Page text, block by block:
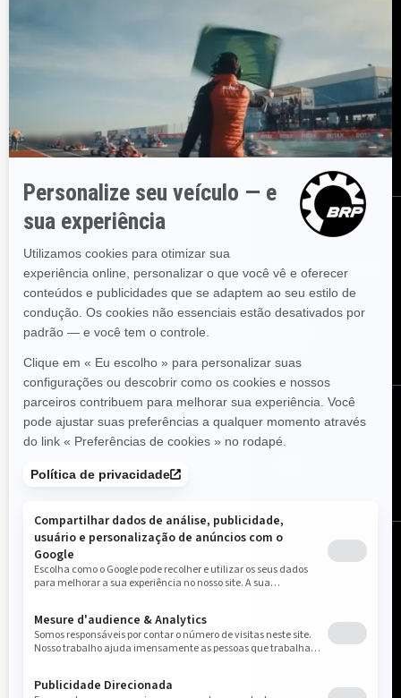
Recursos
Carreiras
Junte-se à rede de
revendedores
Recalls de segurança
BRP Experiences
Inscreva-se em nossos e-mails.
Receba as últimas notícias,
eventos e ofertas.
Assine
Siga-nos